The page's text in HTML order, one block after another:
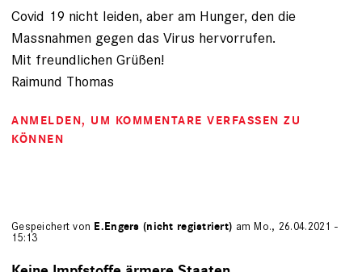
Covid 19 nicht leiden, aber am Hunger, den die
Massnahmen gegen das Virus hervorrufen.
Mit freundlichen Grüßen!
Raimund Thomas
ANMELDEN, UM KOMMENTARE VERFASSEN ZU
KÖNNEN
Gespeichert von E.Engers (nicht registriert) am Mo., 26.04.2021 -
15:13